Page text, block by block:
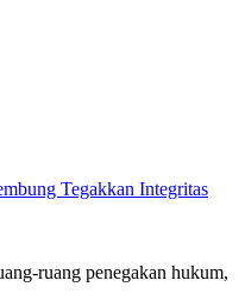
Tegakkan Integritas
ruang penegakan hukum,